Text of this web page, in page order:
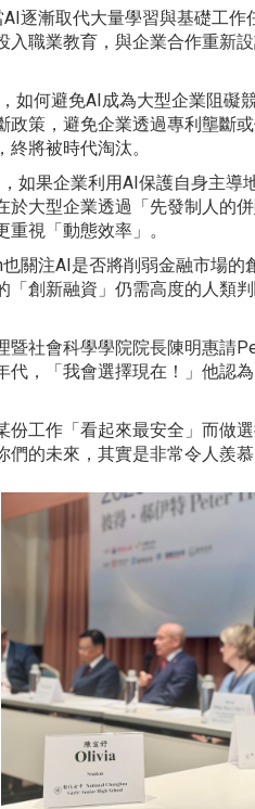
逐漸取代大量學習與基礎工
入職業教育，與企業合作重新
如何避免AI成為大型企業阻
政策，避免企業透過專利壟斷
將被時代淘汰。
如果企業利用AI保護自身主
於大型企業透過「先發制人的
視「動態效率」。
關注AI是否將削弱金融市場
「創新融資」仍需高度的人類
暨社會科學學院院長陳明惠請
代，「我會選擇現在！」他認
份工作「看起來最安全」而做
的未來，其實是非常令人羨慕